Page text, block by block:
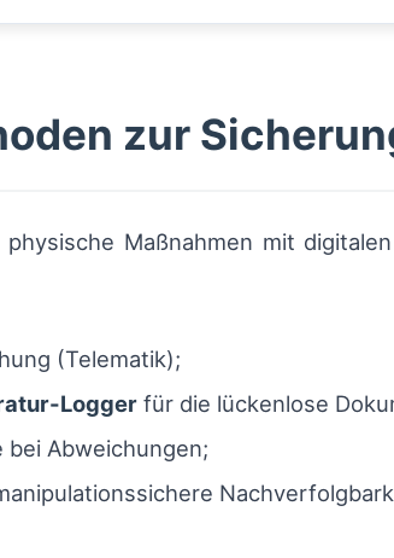
zur
Maßnahmen mit
(Telematik);
Logger für die lückenlose
Abweichungen;